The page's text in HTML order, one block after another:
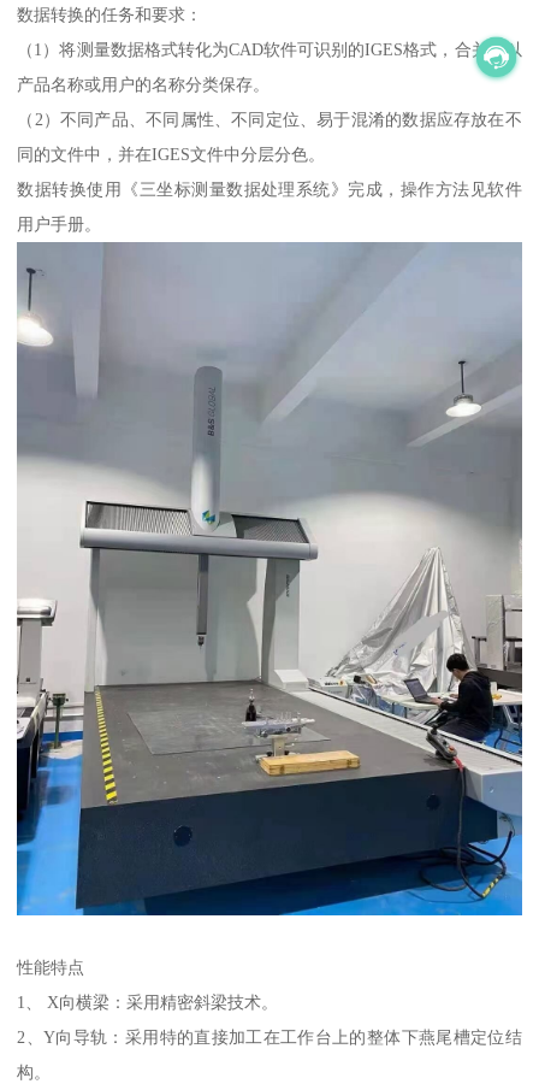
数据转换的任务和要求：
（1）将测量数据格式转化为CAD软件可识别的IGES格式，合并后以
产品名称或用户的名称分类保存。
（2）不同产品、不同属性、不同定位、易于混淆的数据应存放在不
同的文件中，并在IGES文件中分层分色。
数据转换使用《三坐标测量数据处理系统》完成，操作方法见软件
用户手册。
性能特点
1、 X向横梁：采用精密斜梁技术。
2、Y向导轨：采用特的直接加工在工作台上的整体下燕尾槽定位结
构。